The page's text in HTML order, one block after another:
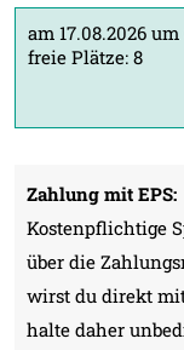
am 17.08.2026
freie Plätze: 8
Zahlung mit EPS:
Kostenpflichtige
über die
wirst du direkt
halte daher